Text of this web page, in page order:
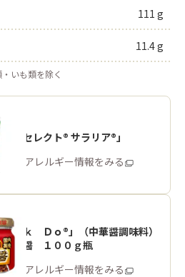
111 g
11.4 g
いも類を除く
アセレクト® サラリア®」
品・アレルギー情報をみる
ｏｏｋ Ｄｏ®」（中華醤調味料）
豆板醤 １００ｇ瓶
品・アレルギー情報をみる